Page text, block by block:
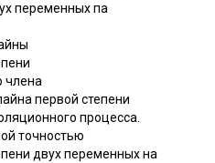
переменных па
члена
первой степени
процесса.
точностью
двух переменных на